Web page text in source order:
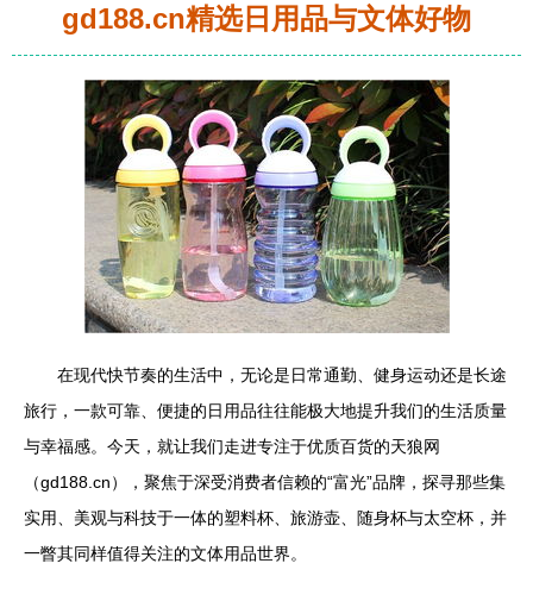
gd188.cn精选日用品与文体好物
在现代快节奏的生活中，无论是日常通勤、健身运动还是长途
旅行，一款可靠、便捷的日用品往往能极大地提升我们的生活质量
与幸福感。今天，就让我们走进专注于优质百货的天狼网
（gd188.cn），聚焦于深受消费者信赖的“富光”品牌，探寻那些集
实用、美观与科技于一体的塑料杯、旅游壶、随身杯与太空杯，并
一瞥其同样值得关注的文体用品世界。